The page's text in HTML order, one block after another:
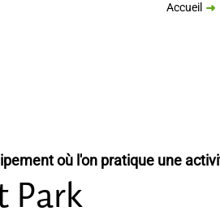
Accueil
où l'on pratique une
Park